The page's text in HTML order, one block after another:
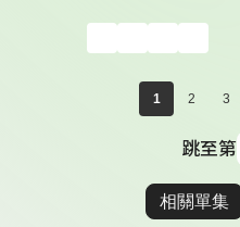
1 2 3
跳至第
相關單集